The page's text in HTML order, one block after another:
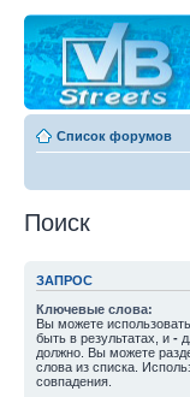
Список форумов
Поиск
ЗАПРОС
Ключевые слова:
Вы можете использовать
быть в результатах, и -
должно. Вы можете
слова из списка.
совпадения.